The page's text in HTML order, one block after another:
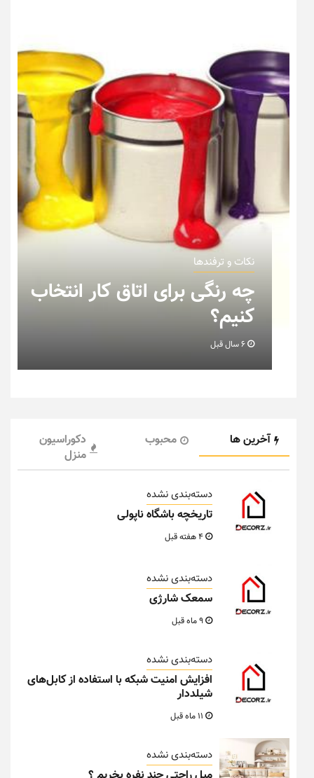
نکات و ترفندها
چه رنگی برای اتاق کار انتخاب
کنیم؟
آخرین ها محبوب
دکوراسیون
منزل
دسته‌بندی نشده
تاریخچه باشگاه ناپولی
دسته‌بندی نشده
سمعک شارژی
دسته‌بندی نشده
افزایش امنیت شبکه با استفاده از کابل‌های
شیلددار
دسته‌بندی نشده